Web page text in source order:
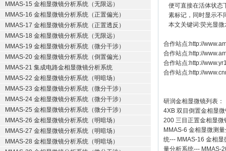
MMAS-15 金相显微镜分析系统（无限远）
MMAS-16 金相显微镜分析系统（正置偏光）
MMAS-17 金相显微镜分析系统（正置透反）
MMAS-18 金相显微镜分析系统（无限远）
MMAS-19 金相显微镜分析系统（微分干涉）
MMAS-20 金相显微镜分析系统（倒置偏光）
MMAS-21 集成电路金相显微镜分析系统
MMAS-22 金相显微镜分析系统（明暗场）
MMAS-23 金相显微镜分析系统（微分干涉）
MMAS-24 金相显微镜分析系统（微分干涉）
MMAS-25 金相显微镜分析系统（微分干涉）
MMAS-26 金相显微镜分析系统（明暗场）
MMAS-27 金相显微镜分析系统（明暗场）
MMAS-28 金相显微镜分析系统（明暗场）
便可直接在活体状态
素标记，同时显示不
本文关键词:荧光显微
合作站点:http://
合作站点:http://
合作站点:http://
合作站点:http://
研润金相显微镜列表：
4XB 双目倒置金相显
200 三目正置金相显微
MMAS-6 金相显微测
统--- MMAS-16 金相显
量分析系统--- MMAS-